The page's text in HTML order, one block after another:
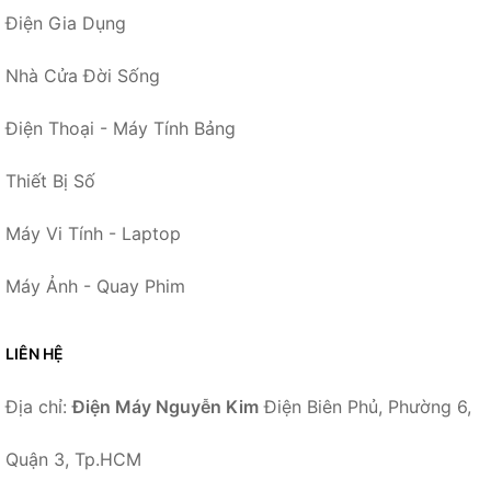
Điện Gia Dụng
Nhà Cửa Đời Sống
Điện Thoại - Máy Tính Bảng
Thiết Bị Số
Máy Vi Tính - Laptop
Máy Ảnh - Quay Phim
LIÊN HỆ
Địa chỉ:Điện Máy Nguyễn Kim Điện Biên Phủ, Phường 6,
Quận 3, Tp.HCM